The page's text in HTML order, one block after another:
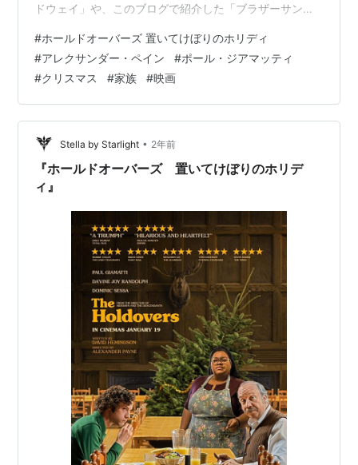
ドウェイ」や、このブログで紹介した「ブラザーサン
「サイドウェイ」や「ファミリー・ツリー」などのアレ
クサンダー・ペイン。二人は再タッグです。 ここからネ
タバレ注意を。 あらすじ １９７０年の冬のボストン近
郊、バートン校の古代史の堅物教師ハナム（ポール・ジ
アマッティ）は休暇シーズンに家族の元に帰らず学校に
残る生徒の面倒を見る居残り役に任命される。５人…
#ホールドオーバーズ 置いてけぼりのホリディ
#アレクサンダー・ペイン #ポール・ジアマッティ
#クリスマス #家族 #映画
Stella by Starlight • 2年前
『ホールドオーバーズ 置いてけぼりのホリデ
ィ』